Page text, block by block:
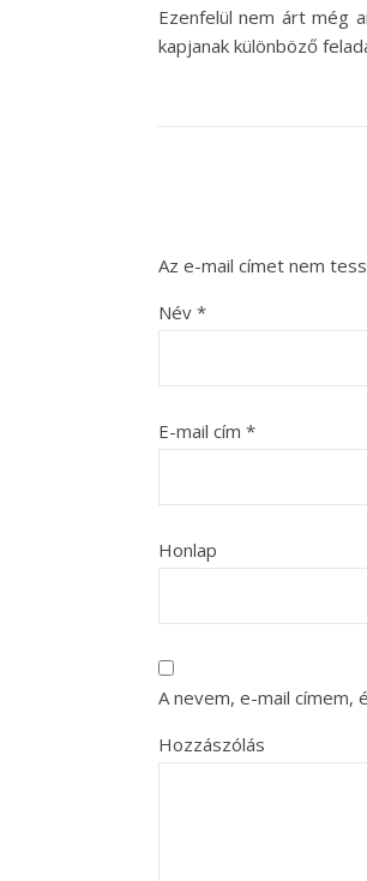
Ezenfelül nem árt még
kapjanak különböző
Az e-mail címet nem
Név *
E-mail cím *
Honlap
A nevem, e-mail címem,
Hozzászólás